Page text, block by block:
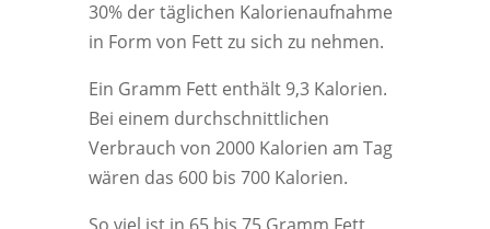
30% der täglichen Kalorienaufnahme
in Form von Fett zu sich zu nehmen.
Ein Gramm Fett enthält 9,3 Kalorien.
Bei einem durchschnittlichen
Verbrauch von 2000 Kalorien am Tag
wären das 600 bis 700 Kalorien.